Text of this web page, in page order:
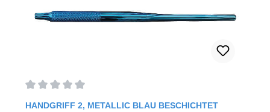
HANDGRIFF 2, METALLIC BLAU BESCHICHTET